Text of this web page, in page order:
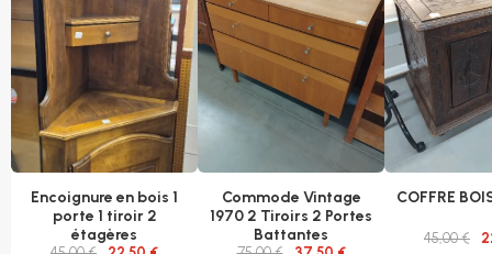
Encoignure en bois 1
porte 1 tiroir 2
étagères
Commode Vintage
1970 2 Tiroirs 2 Portes
Battantes
COFFRE
45,00 €